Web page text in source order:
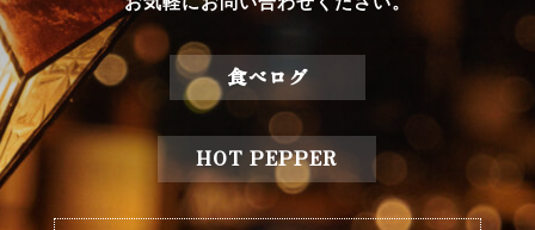
食べログ
HOT PEPPER